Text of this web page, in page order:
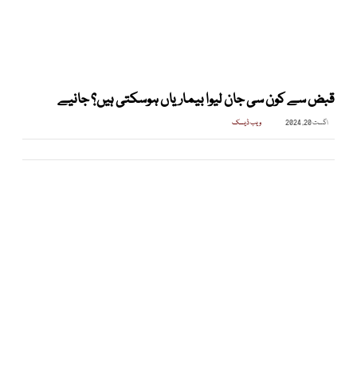
قبض سے کون سی جان لیوا بیماریاں ہوسکتی ہیں؟ جانیے
اگست 20, 2024 ویب ڈیسک